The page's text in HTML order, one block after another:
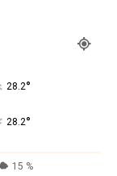
28.2°
28.2°
15 %